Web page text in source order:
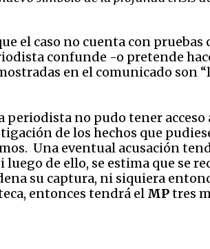
el caso no cuenta con
confunde -o pretende
en el comunicado son
periodista no pudo tener acceso
de los hechos que
Una eventual acusación
luego de ello, se estima que se
su captura, ni siquiera
entonces tendrá el MPtres